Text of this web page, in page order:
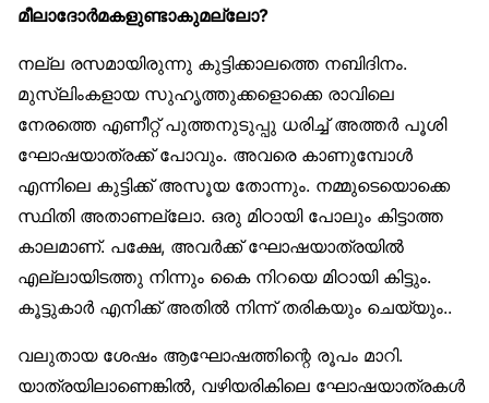
മീലാദോർമകളുണ്ടാകുമല്ലോ?
നല്ല രസമായിരുന്നു കുട്ടിക്കാലത്തെ നബിദിനം.
മുസ്‌ലിംകളായ സുഹൃത്തുക്കളൊക്കെ രാവിലെ
നേരത്തെ എണീറ്റ് പുത്തനുടുപ്പു ധരിച്ച് അത്തർ പൂശി
ഘോഷയാത്രക്ക് പോവും. അവരെ കാണുമ്പോൾ
എന്നിലെ കുട്ടിക്ക് അസൂയ തോന്നും. നമ്മുടെയൊക്കെ
സ്ഥിതി അതാണല്ലോ. ഒരു മിഠായി പോലും കിട്ടാത്ത
കാലമാണ്. പക്ഷേ, അവർക്ക് ഘോഷയാത്രയിൽ
എല്ലായിടത്തു നിന്നും കൈ നിറയെ മിഠായി കിട്ടും.
കൂട്ടുകാർ എനിക്ക് അതിൽ നിന്ന് തരികയും ചെയ്യും..
വലുതായ ശേഷം ആഘോഷത്തിന്റെ രൂപം മാറി.
യാത്രയിലാണെങ്കിൽ, വഴിയരികിലെ ഘോഷയാത്രകൾ